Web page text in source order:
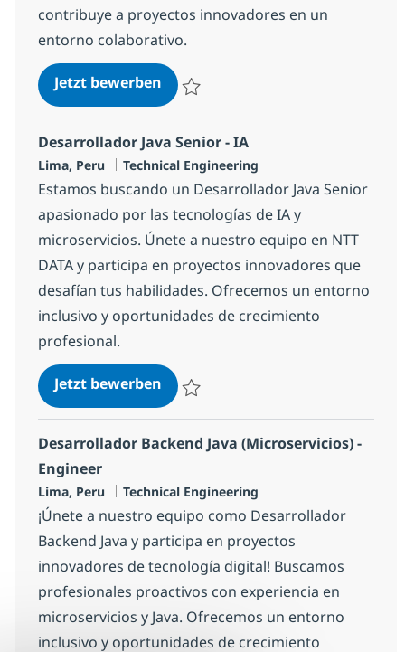
contribuye a proyectos innovadores en un
entorno colaborativo.
Jetzt bewerbenDesarrollador Frontend Angular
Desarrollador Java Senior - IA
Standort
Lima, Peru Kategorie
Technical Engineering
Estamos buscando un Desarrollador Java Senior
apasionado por las tecnologías de IA y
microservicios. Únete a nuestro equipo en NTT
DATA y participa en proyectos innovadores que
desafían tus habilidades. Ofrecemos un entorno
inclusivo y oportunidades de crecimiento
profesional.
Jetzt bewerbenDesarrollador Java Senior - IA
Desarrollador Backend Java (Microservicios) -
Engineer
Standort
Lima, Peru Kategorie
Technical Engineering
¡Únete a nuestro equipo como Desarrollador
Backend Java y participa en proyectos
innovadores de tecnología digital! Buscamos
profesionales proactivos con experiencia en
microservicios y Java. Ofrecemos un entorno
inclusivo y oportunidades de crecimiento